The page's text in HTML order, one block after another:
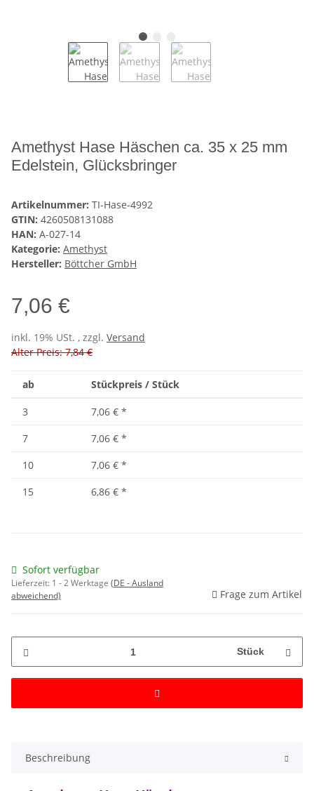
Amethyst Hase Häschen ca. 35 x 25 mm
Edelstein, Glücksbringer
Artikelnummer: TI-Hase-4992
GTIN: 4260508131088
HAN: A-027-14
Kategorie: Amethyst
Hersteller: Böttcher GmbH
7,06 €
inkl. 19% USt. , zzgl. Versand
Alter Preis: 7,84 €
ab Stückpreis / Stück
3 7,06 € *
7
7,06 € *
10
7,06 € *
15
6,86 € *
Sofort verfügbar
Lieferzeit: 1 - 2 Werktage (DE - Ausland
abweichend)
Frage zum Artikel
Stück
Beschreibung